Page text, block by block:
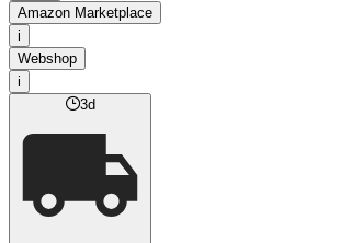
Amazon Marketplace
i
Webshop
i
3d